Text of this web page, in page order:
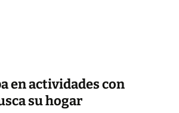
y Roy (1ª parte)
en actividades con
su hogar